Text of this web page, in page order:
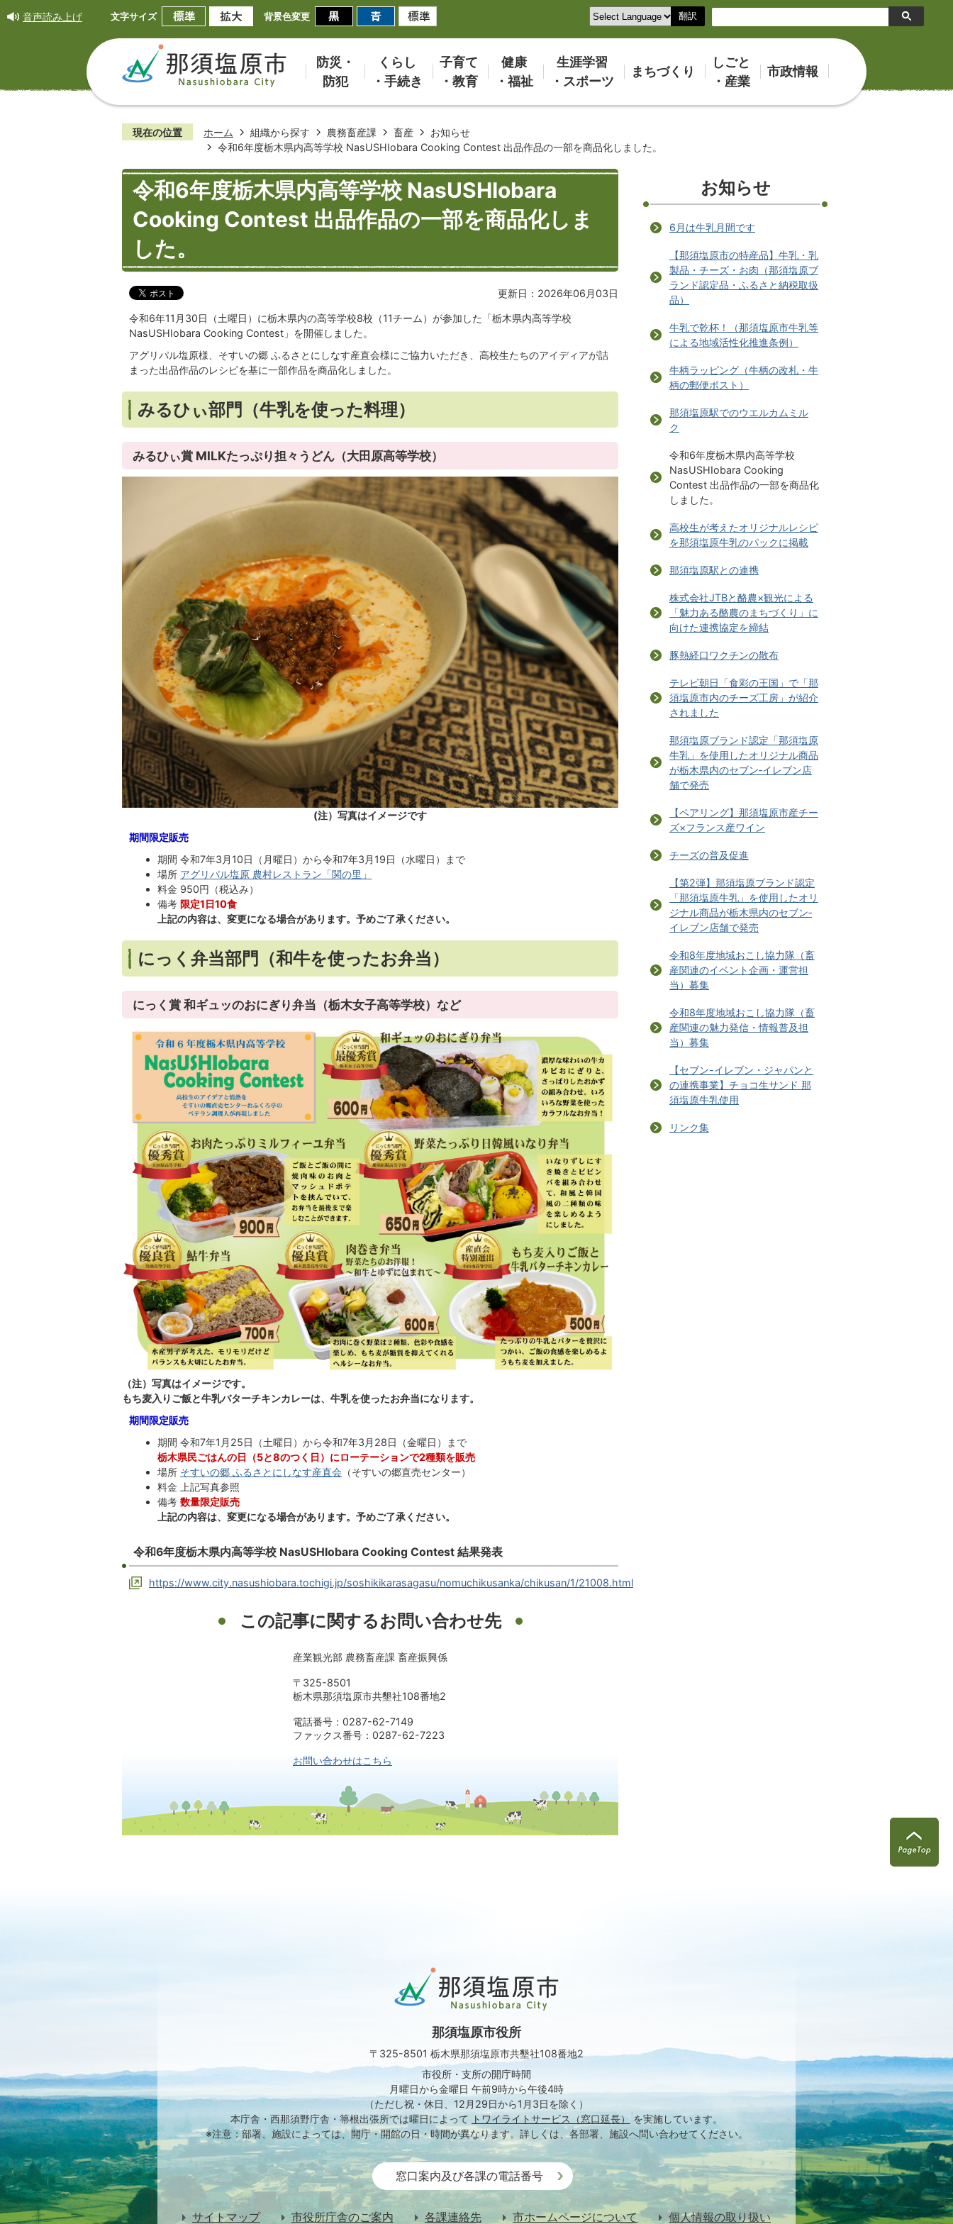
音声読み上げ 文字サイズ 背景色変更 翻訳
検
索
防災・
防犯
くらし
・手続き
子育て
・教育
健康
・福祉
生涯学習
・スポーツ
まちづくり
しごと
・産業
市政情報
現在の位置 ホーム 組織から探す 農務畜産課 畜産
お知らせ
令和6年度栃木県内高等学校 NasUSHIobara Cooking Contest 出品作品の一部を商品化しました。
令和6年度栃木県内高等学校 NasUSHIobara
Cooking Contest 出品作品の一部を商品化しま
した。
更新日：2026年06月03日
令和6年11月30日（土曜日）に栃木県内の高等学校8校（11チーム）が参加した「栃木県内高等学校
NasUSHIobara Cooking Contest」を開催しました。
アグリパル塩原様、そすいの郷 ふるさとにしなす産直会様にご協力いただき、高校生たちのアイディアが詰
まった出品作品のレシピを基に一部作品を商品化しました。
みるひぃ部門（牛乳を使った料理）
みるひぃ賞 MILKたっぷり担々うどん（大田原高等学校）
(注）写真はイメージです
期間限定販売
期間 令和7年3月10日（月曜日）から令和7年3月19日（水曜日）まで
場所 アグリパル塩原 農村レストラン「関の里」
料金 950円（税込み）
備考限定1日10食
上記の内容は、変更になる場合があります。予めご了承ください。
にっく弁当部門（和牛を使ったお弁当）
にっく賞 和ギュッのおにぎり弁当（栃木女子高等学校）など
（注）写真はイメージです。
もち麦入りご飯と牛乳バターチキンカレーは、牛乳を使ったお弁当になります。
期間限定販売
期間 令和7年1月25日（土曜日）から令和7年3月28日（金曜日）まで
栃木県民ごはんの日（5と8のつく日）にローテーションで2種類を販売
場所 そすいの郷 ふるさとにしなす産直会 （そすいの郷直売センター）
料金 上記写真参照
備考数量限定販売
上記の内容は、変更になる場合があります。予めご了承ください。
令和6年度栃木県内高等学校 NasUSHIobara Cooking Contest 結果発表
https://www.city.nasushiobara.tochigi.jp/soshikikarasagasu/nomuchikusanka/chikusan/1/21008.html
この記事に関するお問い合わせ先
産業観光部 農務畜産課 畜産振興係
〒325-8501
栃木県那須塩原市共墾社108番地2
電話番号：0287-62-7149
ファックス番号：0287-62-7223
お問い合わせはこちら
お知らせ
6月は牛乳月間です
【那須塩原市の特産品】牛乳・乳
製品・チーズ・お肉（那須塩原ブ
ランド認定品・ふるさと納税取扱
品）
牛乳で乾杯！（那須塩原市牛乳等
による地域活性化推進条例）
牛柄ラッピング（牛柄の改札・牛
柄の郵便ポスト）
那須塩原駅でのウエルカムミル
ク
令和6年度栃木県内高等学校
NasUSHIobara Cooking
Contest 出品作品の一部を商品化
しました。
高校生が考えたオリジナルレシピ
を那須塩原牛乳のパックに掲載
那須塩原駅との連携
株式会社JTBと酪農×観光による
「魅力ある酪農のまちづくり」に
向けた連携協定を締結
豚熱経口ワクチンの散布
テレビ朝日「食彩の王国」で「那
須塩原市内のチーズ工房」が紹介
されました
那須塩原ブランド認定「那須塩原
牛乳」を使用したオリジナル商品
が栃木県内のセブン‐イレブン店
舗で発売
【ペアリング】那須塩原市産チー
ズ×フランス産ワイン
チーズの普及促進
【第2弾】那須塩原ブランド認定
「那須塩原牛乳」を使用したオリ
ジナル商品が栃木県内のセブン‐
イレブン店舗で発売
令和8年度地域おこし協力隊（畜
産関連のイベント企画・運営担
当）募集
令和8年度地域おこし協力隊（畜
産関連の魅力発信・情報普及担
当）募集
【セブン-イレブン・ジャパンと
の連携事業】チョコ生サンド 那
須塩原牛乳使用
リンク集
須
塩
Nasushiobara
City
那須塩原市役所
〒325-8501 栃木県那須塩原市共墾社108番地2
市役所・支所の開庁時間
月曜日から金曜日 午前9時から午後4時
（ただし祝・休日、12月29日から1月3日を除く）
本庁舎・西那須野庁舎・箒根出張所では曜日によって トワイライトサービス（窓口延長）
を実施しています。
※注意：部署、施設によっては、開庁・開館の日・時間が異なります。 詳しくは、各部署、施設へ問い合わせてください。
窓口案内及び各課の電話番号
サイトマップ 市役所庁舎のご案内 各課連絡先 市ホームページについて 個人情報の取り扱い